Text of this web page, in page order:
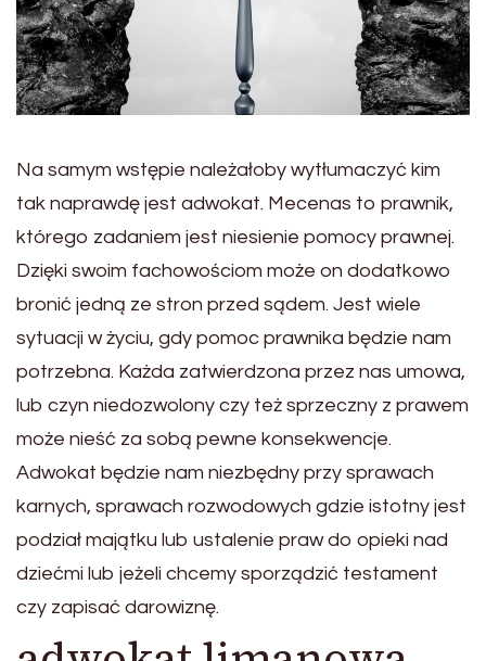
Na samym wstępie należałoby wytłumaczyć kim
tak naprawdę jest adwokat. Mecenas to prawnik,
którego zadaniem jest niesienie pomocy prawnej.
Dzięki swoim fachowościom może on dodatkowo
bronić jedną ze stron przed sądem. Jest wiele
sytuacji w życiu, gdy pomoc prawnika będzie nam
potrzebna. Każda zatwierdzona przez nas umowa,
lub czyn niedozwolony czy też sprzeczny z prawem
może nieść za sobą pewne konsekwencje.
Adwokat będzie nam niezbędny przy sprawach
karnych, sprawach rozwodowych gdzie istotny jest
podział majątku lub ustalenie praw do opieki nad
dziećmi lub jeżeli chcemy sporządzić testament
czy zapisać darowiznę.